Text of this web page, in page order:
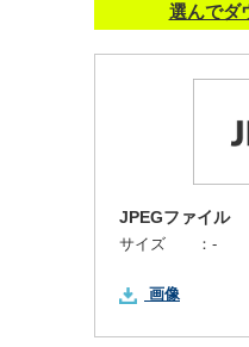
選んでダ
JPEGファイル
サイズ ： -
画像